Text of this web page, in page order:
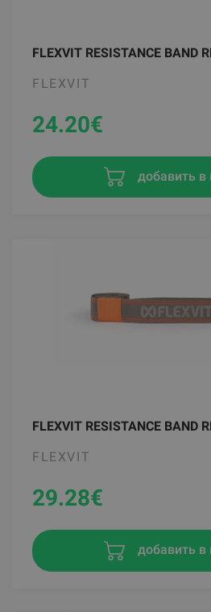
FLEXVIT RESISTANCE BAND
FLEXVIT
24.20€
добавить в
FLEXVIT RESISTANCE BAND
FLEXVIT
29.28€
добавить в